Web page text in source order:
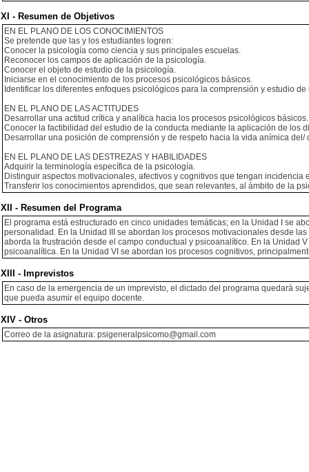
XI - Resumen de Objetivos
EN EL PLANO DE LOS CONOCIMIENTOS
Se pretende que las y los estudiantes logren:
Conocer la psicología como ciencia y sus principales escuelas.
Reconocer los campos de aplicación de la psicología.
Conocer el objeto de estudio de la psicología.
Iniciarse en el conocimiento de los procesos psicológicos básicos.
Identificar los diferentes enfoques psicológicos para la comprensión y estudio
EN EL PLANO DE LAS ACTITUDES
Desarrollar una actitud crítica y analítica hacia los procesos psicológicos básicos.
Conocer la factibilidad del estudio de la conducta mediante la aplicación de los
Desarrollar una posición de comprensión y de respeto hacia la vida anímica del/
EN EL PLANO DE LAS DESTREZAS Y HABILIDADES
Adquirir la terminología específica de la psicología.
Distinguir aspectos motivacionales, afectivos y cognitivos que tengan
Transferir los conocimientos aprendidos, que sean relevantes, al ámbito de la
XII - Resumen del Programa
El programa está estructurado en cinco unidades temáticas; en la Unidad I se
personalidad. En la Unidad III se abordan los procesos motivacionales desde
aborda la frustración desde el campo conductual y psicoanalítico. En la Unidad
psicoanalítica. En la Unidad VI se abordan los procesos cognitivos,
XIII - Imprevistos
En caso de la emergencia de un imprevisto, el dictado del programa quedará
que pueda asumir el equipo docente.
XIV - Otros
Correo de la asignatura: psigeneralpsicomo@gmail.com